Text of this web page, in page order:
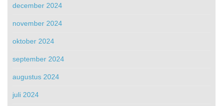
december 2024
november 2024
oktober 2024
september 2024
augustus 2024
juli 2024